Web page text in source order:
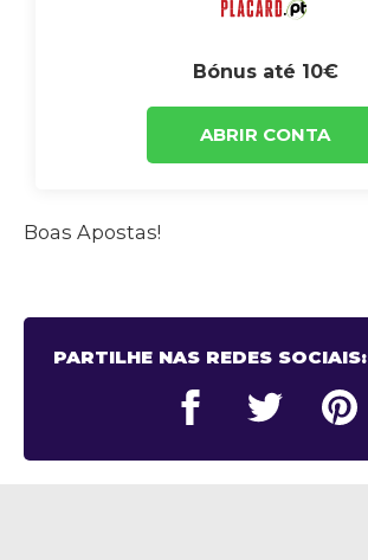
Bónus até 10€
ABRIR CONTA
Boas Apostas!
PARTILHE NAS REDES SOCIAIS: